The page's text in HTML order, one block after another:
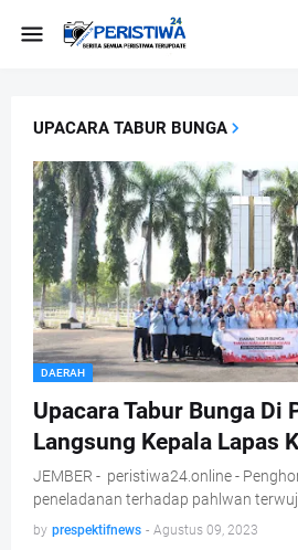
UPACARA TABUR BUNGA
DAERAH
Upacara Tabur Bunga Di
Langsung Kepala Lapas
JEMBER - peristiwa24.online -
peneladanan terhadap pahlwan
by prespektifnews - Agustus 09, 2023